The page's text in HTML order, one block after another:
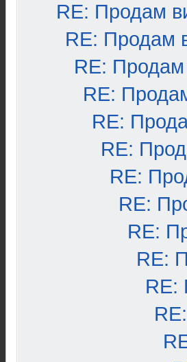
RE: Продам
RE: Продам
RE:
RE:
RE:
RE:
RE:
RE:
RE:
RE:
RE: